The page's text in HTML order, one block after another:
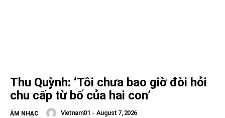
Thu Quỳnh: ‘Tôi chưa bao giờ đòi hỏi
chu cấp từ bố của hai con’
ÂM NHẠC Vietnam01 - August 7, 2026